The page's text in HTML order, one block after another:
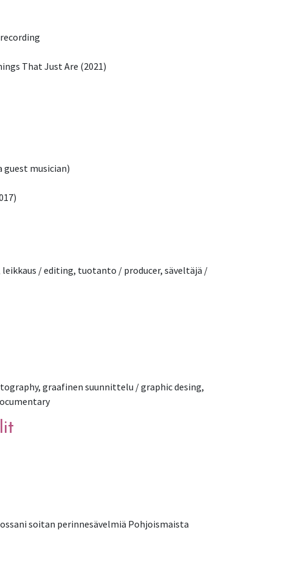
That Just Are (2021)
guest musician)
/ editing, tuotanto / producer, säveltäjä /
graafinen suunnittelu / graphic desing,
soitan perinnesävelmiä Pohjoismaista